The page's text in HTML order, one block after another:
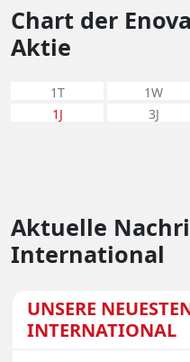
Chart der
Aktie
1T 1W
1J
3J
Aktuelle
International
UNSERE
INTERNATIONAL